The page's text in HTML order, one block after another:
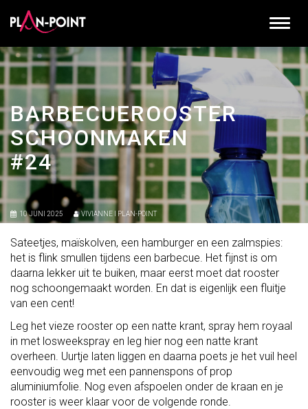
BARBECUEROOSTER
SCHOONMAKEN
#24
10 JUNI 2025 VIVIANNE I PLAN-POINT
Sateetjes, maïskolven, een hamburger en een zalmspies:
het is flink smullen tijdens een barbecue. Het fijnst is om
daarna lekker uit te buiken, maar eerst moet dat rooster
nog schoongemaakt worden. En dat is eigenlijk een fluitje
van een cent!
Leg het vieze rooster op een natte krant, spray hem royaal
in met losweekspray en leg hier nog een natte krant
overheen. Uurtje laten liggen en daarna poets je het vuil heel
eenvoudig weg met een pannenspons of prop
aluminiumfolie. Nog even afspoelen onder de kraan en je
rooster is weer klaar voor de volgende ronde.